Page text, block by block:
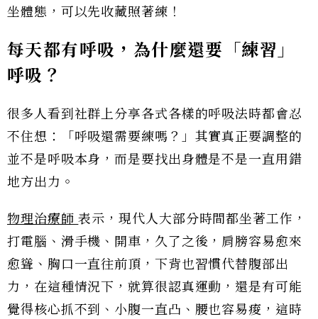
坐體態，可以先收藏照著練！
每天都有呼吸，為什麼還要「練習」
呼吸？
很多人看到社群上分享各式各樣的呼吸法時都會忍
不住想：「呼吸還需要練嗎？」其實真正要調整的
並不是呼吸本身，而是要找出身體是不是一直用錯
地方出力。
物理治療師表示，現代人大部分時間都坐著工作，
打電腦、滑手機、開車，久了之後，肩膀容易愈來
愈聳、胸口一直往前頂，下背也習慣代替腹部出
力，在這種情況下，就算很認真運動，還是有可能
覺得核心抓不到、小腹一直凸、腰也容易痠，這時